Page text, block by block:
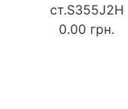
ст.S355J2H
0.00 грн.